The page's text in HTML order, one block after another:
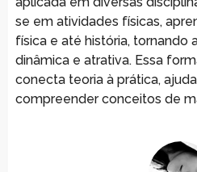
se em atividades físicas,
física e até história, tornando
dinâmica e atrativa. Essa
conecta teoria à prática,
compreender conceitos de